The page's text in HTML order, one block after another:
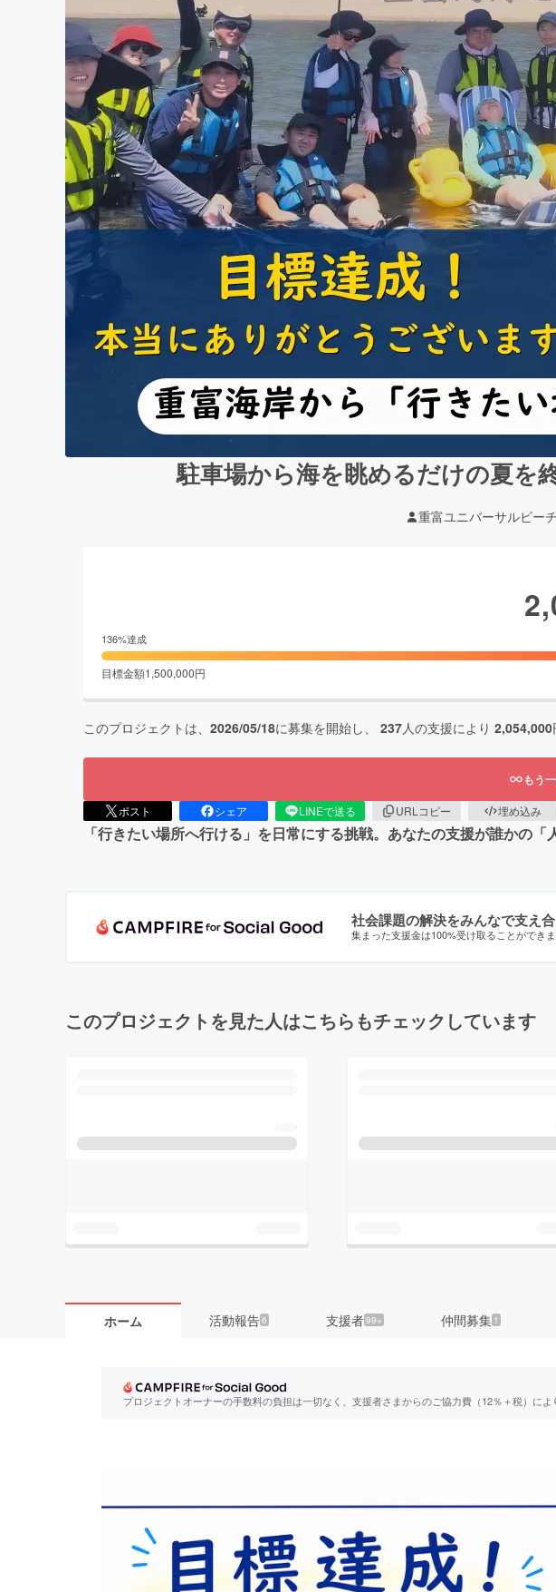
駐車場から海を眺めるだけの夏を
重富ユニバーサルビー
136%達成
目標金額1,500,000円
このプロジェクトは、 2026/05/18に募集を開始し、 237人の支援により 2,054,000
もう
ポスト シェア LINEで送る URLコピー 埋め込み
「行きたい場所へ行ける」を日常にする挑戦。あなたの支援が誰かの「
社会課題の解決をみんなで支え
集まった支援金は100%受け取ることができ
このプロジェクトを見た人はこちらもチェックしています
ホーム 活動報告6 支援者99+ 仲間募集 1
プロジェクトオーナーの手数料の負担は一切なく、支援者さまからのご協力費（12％＋税）によ